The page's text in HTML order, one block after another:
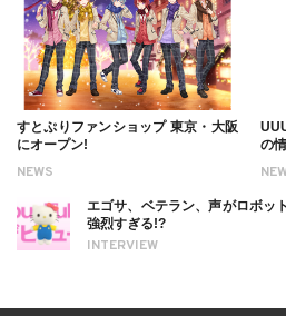
NEWS
すとぷりファンショップ 東京・大阪
にオープン!
の
INTERVIEW
エゴサ、ベテラン、声がロボ
強烈すぎる!?